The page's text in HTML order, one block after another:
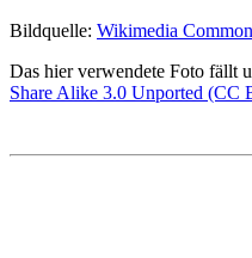
Bildquelle: Wikimedia
Das hier verwendete Foto fällt
Share Alike 3.0 Unported (CC